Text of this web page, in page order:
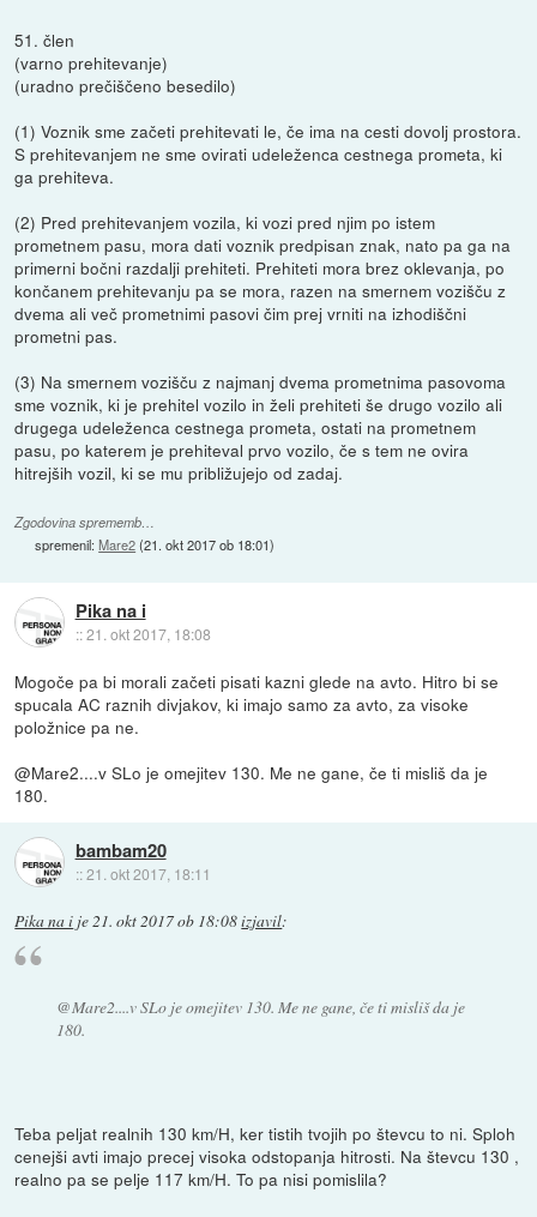
51. člen
(varno prehitevanje)
(uradno prečiščeno besedilo)
(1) Voznik sme začeti prehitevati le, če ima na cesti dovolj prostora.
S prehitevanjem ne sme ovirati udeleženca cestnega prometa, ki
ga prehiteva.
(2) Pred prehitevanjem vozila, ki vozi pred njim po istem
prometnem pasu, mora dati voznik predpisan znak, nato pa ga na
primerni bočni razdalji prehiteti. Prehiteti mora brez oklevanja, po
končanem prehitevanju pa se mora, razen na smernem vozišču z
dvema ali več prometnimi pasovi čim prej vrniti na izhodiščni
prometni pas.
(3) Na smernem vozišču z najmanj dvema prometnima pasovoma
sme voznik, ki je prehitel vozilo in želi prehiteti še drugo vozilo ali
drugega udeleženca cestnega prometa, ostati na prometnem
pasu, po katerem je prehiteval prvo vozilo, če s tem ne ovira
hitrejših vozil, ki se mu približujejo od zadaj.
Zgodovina sprememb…
spremenil:Mare2(21. okt 2017 ob 18:01)
Pika na i
::21. okt 2017, 18:08
Mogoče pa bi morali začeti pisati kazni glede na avto. Hitro bi se
spucala AC raznih divjakov, ki imajo samo za avto, za visoke
položnice pa ne.
@Mare2....v SLo je omejitev 130. Me ne gane, če ti misliš da je
180.
bambam20
::21. okt 2017, 18:11
Pika na i je21. okt 2017 ob 18:08izjavil:
@Mare2....v SLo je omejitev 130. Me ne gane, če ti misliš da je
180.
Teba peljat realnih 130 km/H, ker tistih tvojih po števcu to ni. Sploh
cenejši avti imajo precej visoka odstopanja hitrosti. Na števcu 130 ,
realno pa se pelje 117 km/H. To pa nisi pomislila?